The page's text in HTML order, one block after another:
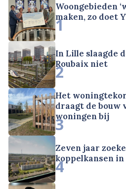
Woongebieden
maken, zo doet
1
In Lille slaagde
Roubaix niet
2
Het
draagt de bouw
woningen bij
3
Zeven jaar
koppelkansen
4